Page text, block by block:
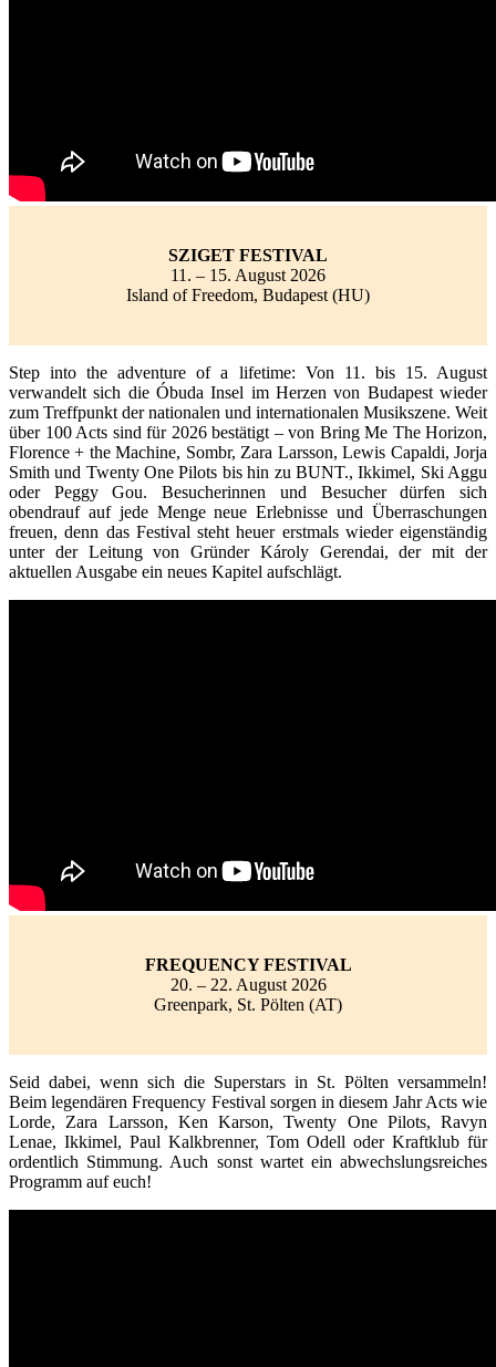
SZIGET FESTIVAL
11. – 15. August 2026
Island of Freedom, Budapest (HU)
Step into the adventure of a lifetime: Von 11. bis 15. August
verwandelt sich die Óbuda Insel im Herzen von Budapest wieder
zum Treffpunkt der nationalen und internationalen Musikszene. Weit
über 100 Acts sind für 2026 bestätigt – von Bring Me The Horizon,
Florence + the Machine, Sombr, Zara Larsson, Lewis Capaldi, Jorja
Smith und Twenty One Pilots bis hin zu BUNT., Ikkimel, Ski Aggu
oder Peggy Gou. Besucherinnen und Besucher dürfen sich
obendrauf auf jede Menge neue Erlebnisse und Überraschungen
freuen, denn das Festival steht heuer erstmals wieder eigenständig
unter der Leitung von Gründer Károly Gerendai, der mit der
aktuellen Ausgabe ein neues Kapitel aufschlägt.
FREQUENCY FESTIVAL
20. – 22. August 2026
Greenpark, St. Pölten (AT)
Seid dabei, wenn sich die Superstars in St. Pölten versammeln!
Beim legendären Frequency Festival sorgen in diesem Jahr Acts wie
Lorde, Zara Larsson, Ken Karson, Twenty One Pilots, Ravyn
Lenae, Ikkimel, Paul Kalkbrenner, Tom Odell oder Kraftklub für
ordentlich Stimmung. Auch sonst wartet ein abwechslungsreiches
Programm auf euch!